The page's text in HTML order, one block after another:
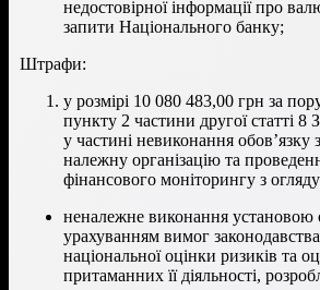
недостовірної інформації про
запити Національного банку;
Штрафи:
у розмірі 10 080 483,00 грн за
пункту 2 частини другої статті
у частині невиконання обов’язку
належну організацію та
фінансового моніторингу з
неналежне виконання установою
урахуванням вимог законодавства,
національної оцінки ризиків та
притаманних її діяльності,